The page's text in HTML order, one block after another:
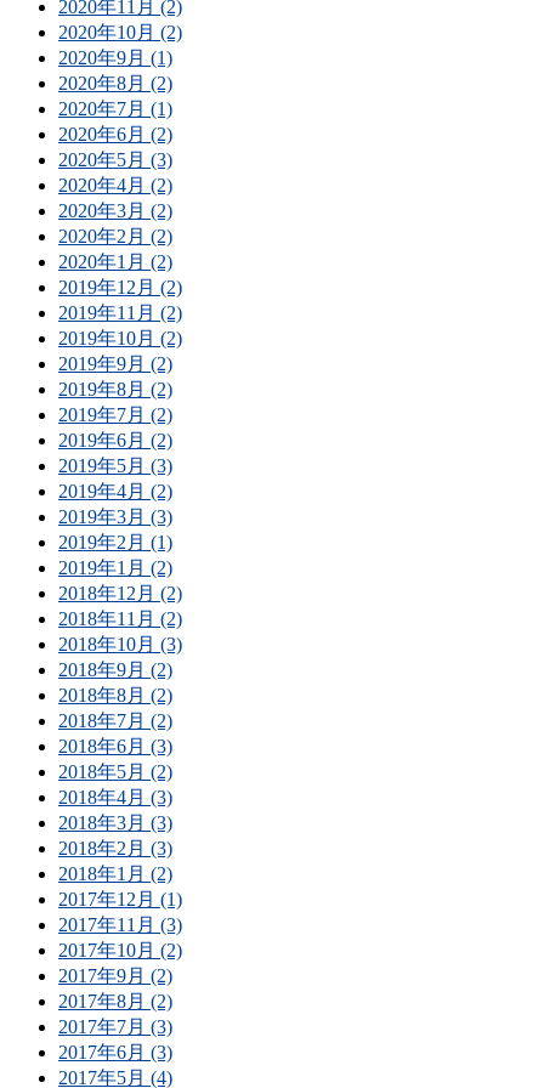
2020年11月 (2)
2020年10月 (2)
2020年9月 (1)
2020年8月 (2)
2020年7月 (1)
2020年6月 (2)
2020年5月 (3)
2020年4月 (2)
2020年3月 (2)
2020年2月 (2)
2020年1月 (2)
2019年12月 (2)
2019年11月 (2)
2019年10月 (2)
2019年9月 (2)
2019年8月 (2)
2019年7月 (2)
2019年6月 (2)
2019年5月 (3)
2019年4月 (2)
2019年3月 (3)
2019年2月 (1)
2019年1月 (2)
2018年12月 (2)
2018年11月 (2)
2018年10月 (3)
2018年9月 (2)
2018年8月 (2)
2018年7月 (2)
2018年6月 (3)
2018年5月 (2)
2018年4月 (3)
2018年3月 (3)
2018年2月 (3)
2018年1月 (2)
2017年12月 (1)
2017年11月 (3)
2017年10月 (2)
2017年9月 (2)
2017年8月 (2)
2017年7月 (3)
2017年6月 (3)
2017年5月 (4)